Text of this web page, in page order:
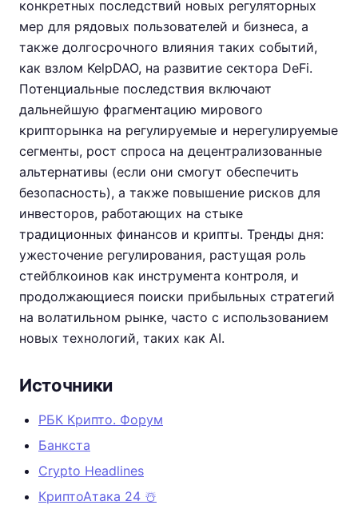
конкретных последствий новых регуляторных
мер для рядовых пользователей и бизнеса, а
также долгосрочного влияния таких событий,
как взлом KelpDAO, на развитие сектора DeFi.
Потенциальные последствия включают
дальнейшую фрагментацию мирового
крипторынка на регулируемые и нерегулируемые
сегменты, рост спроса на децентрализованные
альтернативы (если они смогут обеспечить
безопасность), а также повышение рисков для
инвесторов, работающих на стыке
традиционных финансов и крипты. Тренды дня:
ужесточение регулирования, растущая роль
стейблкоинов как инструмента контроля, и
продолжающиеся поиски прибыльных стратегий
на волатильном рынке, часто с использованием
новых технологий, таких как AI.
Источники
РБК Крипто. Форум
Банкста
Crypto Headlines
КриптоАтака 24 ☃️